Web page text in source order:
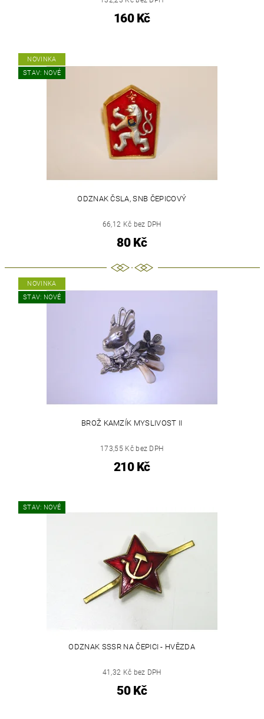
160 Kč
NOVINKA
STAV: NOVÉ
ODZNAK ČSLA, SNB ČEPICOVÝ
66,12 Kč bez DPH
80 Kč
NOVINKA
STAV: NOVÉ
BROŽ KAMZÍK MYSLIVOST II
173,55 Kč bez DPH
210 Kč
STAV: NOVÉ
ODZNAK SSSR NA ČEPICI - HVĚZDA
41,32 Kč bez DPH
50 Kč